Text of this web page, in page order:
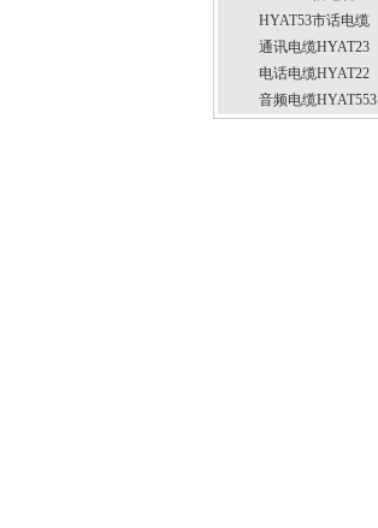
HYAT53市话电缆
通讯电缆HYAT23
电话电缆HYAT22
音频电缆HYAT553